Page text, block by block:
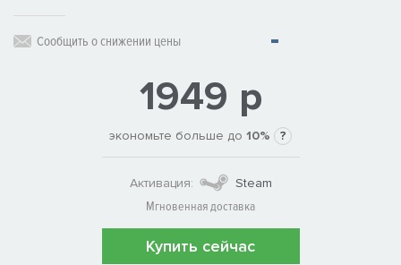
Сообщить о снижении цены
1949 р
экономьте больше до 10% ?
Активация:
Steam
Мгновенная доставка
Купить сейчас